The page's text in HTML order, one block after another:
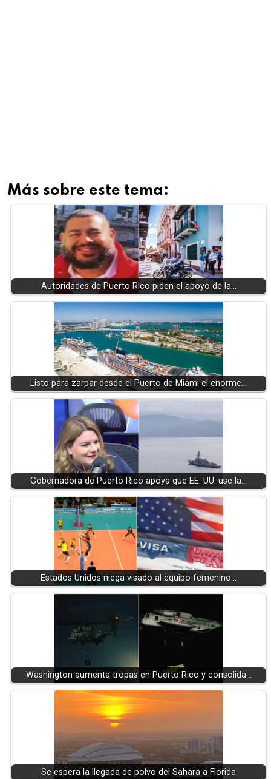
Más sobre este tema:
Autoridades de Puerto Rico piden el apoyo de la…
Listo para zarpar desde el Puerto de Miami el enorme…
Gobernadora de Puerto Rico apoya que EE. UU. use la…
Estados Unidos niega visado al equipo femenino…
Washington aumenta tropas en Puerto Rico y consolida…
Se espera la llegada de polvo del Sahara a Florida